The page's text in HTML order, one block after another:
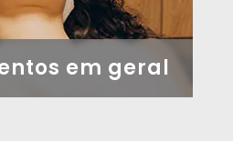
em geral